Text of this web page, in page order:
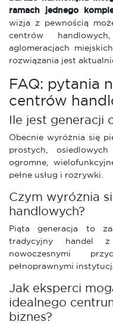
ramach jednego
wizja z pewnością
centrów
aglomeracjach
rozwiązania jest
FAQ: pytania
centrów
Ile jest generacji
Obecnie wyróżnia się
prostych,
ogromne,
pełne usług i rozrywki.
Czym wyróżnia
handlowych?
Piąta generacja to
tradycyjny handel
nowoczesnymi
pełnoprawnymi
Jak eksperci
idealnego
biznes?